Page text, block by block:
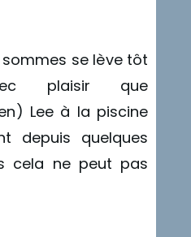
se lève tôt
plaisir que
Lee à la piscine
depuis quelques
cela ne peut pas